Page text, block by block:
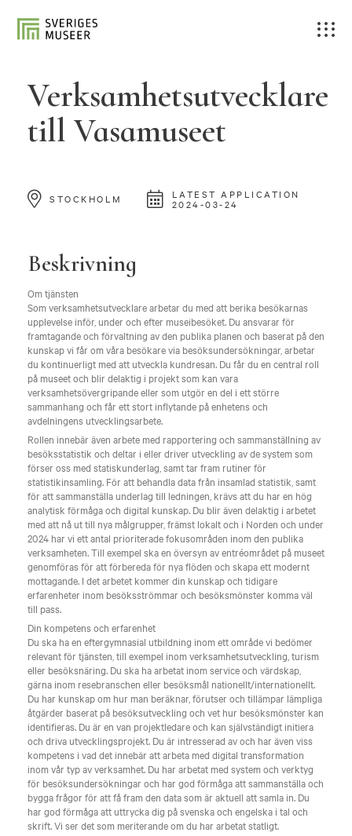
Verksamhetsutvecklare
till Vasamuseet
STOCKHOLM
LATEST APPLICATION
2024-03-24
Beskrivning
Om tjänsten
Som verksamhetsutvecklare arbetar du med att berika besökarnas
upplevelse inför, under och efter museibesöket. Du ansvarar för
framtagande och förvaltning av den publika planen och baserat på den
kunskap vi får om våra besökare via besöksundersökningar, arbetar
du kontinuerligt med att utveckla kundresan. Du får du en central roll
på museet och blir delaktig i projekt som kan vara
verksamhetsövergripande eller som utgör en del i ett större
sammanhang och får ett stort inflytande på enhetens och
avdelningens utvecklingsarbete.
Rollen innebär även arbete med rapportering och sammanställning av
besöksstatistik och deltar i eller driver utveckling av de system som
förser oss med statiskunderlag, samt tar fram rutiner för
statistikinsamling. För att behandla data från insamlad statistik, samt
för att sammanställa underlag till ledningen, krävs att du har en hög
analytisk förmåga och digital kunskap. Du blir även delaktig i arbetet
med att nå ut till nya målgrupper, främst lokalt och i Norden och under
2024 har vi ett antal prioriterade fokusområden inom den publika
verksamheten. Till exempel ska en översyn av entréområdet på museet
genomföras för att förbereda för nya flöden och skapa ett modernt
mottagande. I det arbetet kommer din kunskap och tidigare
erfarenheter inom besöksströmmar och besöksmönster komma väl
till pass.
Din kompetens och erfarenhet
Du ska ha en eftergymnasial utbildning inom ett område vi bedömer
relevant för tjänsten, till exempel inom verksamhetsutveckling, turism
eller besöksnäring. Du ska ha arbetat inom service och värdskap,
gärna inom resebranschen eller besöksmål nationellt/internationellt.
Du har kunskap om hur man beräknar, förutser och tillämpar lämpliga
åtgärder baserat på besöksutveckling och vet hur besöksmönster kan
identifieras. Du är en van projektledare och kan självständigt initiera
och driva utvecklingsprojekt. Du är intresserad av och har även viss
kompetens i vad det innebär att arbeta med digital transformation
inom vår typ av verksamhet. Du har arbetat med system och verktyg
för besöksundersökningar och har god förmåga att sammanställa och
bygga frågor för att få fram den data som är aktuell att samla in. Du
har god förmåga att uttrycka dig på svenska och engelska i tal och
skrift. Vi ser det som meriterande om du har arbetat statligt.